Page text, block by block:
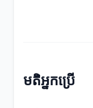
មតិអ្នកប្រើ